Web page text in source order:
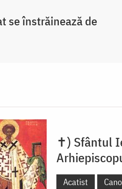
se înstrăinează de
✝) Sfântul
Acatist